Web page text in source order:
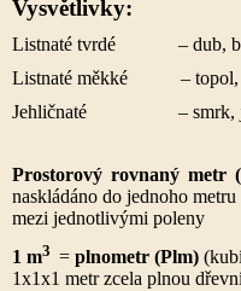
Vysvětlivky:
Listnaté tvrdé – dub,
Listnaté měkké – topol,
Jehličnaté – smrk,
Prostorový rovnaný metr
naskládáno do jednoho
mezi jednotlivými poleny
1 m3 = plnometr (Plm)
1x1x1 metr zcela plnou